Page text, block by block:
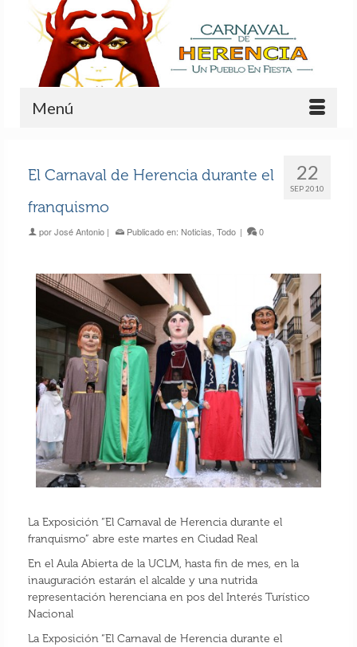
Menú
22
SEP 2010
El Carnaval de Herencia durante el
franquismo
porJosé Antonio| Publicado en: Noticias, Todo | 0
La Exposición “El Carnaval de Herencia durante el
franquismo” abre este martes en Ciudad Real
En el Aula Abierta de la UCLM, hasta fin de mes, en la
inauguración estarán el alcalde y una nutrida
representación herenciana en pos del Interés Turístico
Nacional
La Exposición “El Carnaval de Herencia durante el